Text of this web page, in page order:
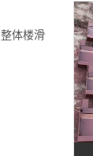
体楼滑